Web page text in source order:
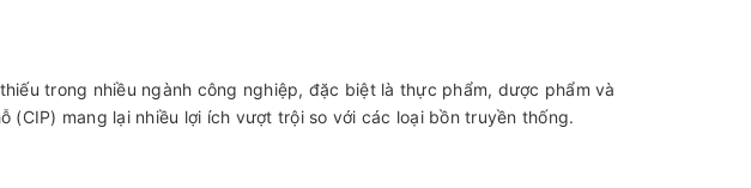
trong nhiều ngành công nghiệp, đặc biệt là thực phẩm, dược phẩm và
(CIP) mang lại nhiều lợi ích vượt trội so với các loại bồn truyền thống.